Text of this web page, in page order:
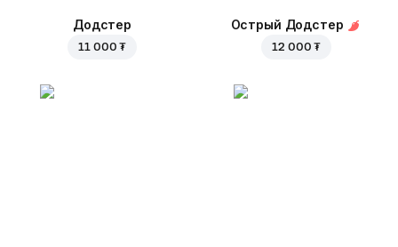
Додстер
11 000 ₮
Острый Додстер
12 000 ₮